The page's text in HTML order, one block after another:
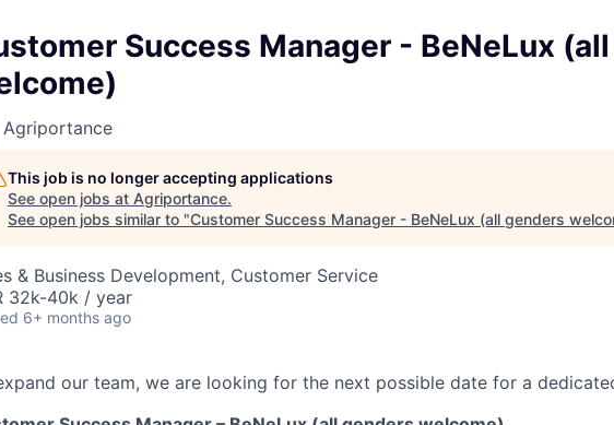
Success Manager - BeNeLux
Agriportance
This job is no longer accepting applications
See open jobs at Agriportance.
See open jobs similar to "Customer Success Manager - BeNeLux (all genders
& Business Development, Customer Service
32k-40k / year
6+ months ago
our team, we are looking for the next possible date for a